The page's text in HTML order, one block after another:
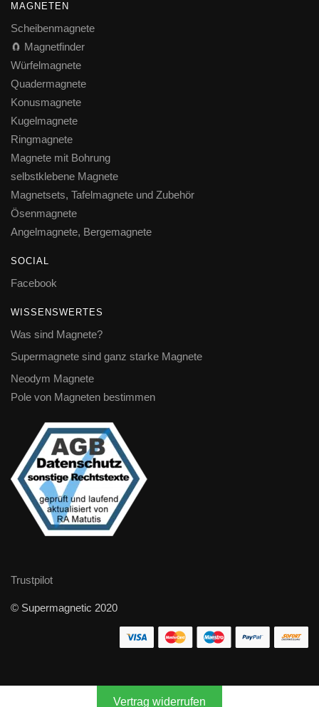
MAGNETEN
Scheibenmagnete
🧲 Magnetfinder
Würfelmagnete
Quadermagnete
Konusmagnete
Kugelmagnete
Ringmagnete
Magnete mit Bohrung
selbstklebene Magnete
Magnetsets, Tafelmagnete und Zubehör
Ösenmagnete
Angelmagnete, Bergemagnete
SOCIAL
Facebook
WISSENSWERTES
Was sind Magnete?
Supermagnete sind ganz starke Magnete
Neodym Magnete
Pole von Magneten bestimmen
Trustpilot
© Supermagnetic 2020
Vertrag widerrufen